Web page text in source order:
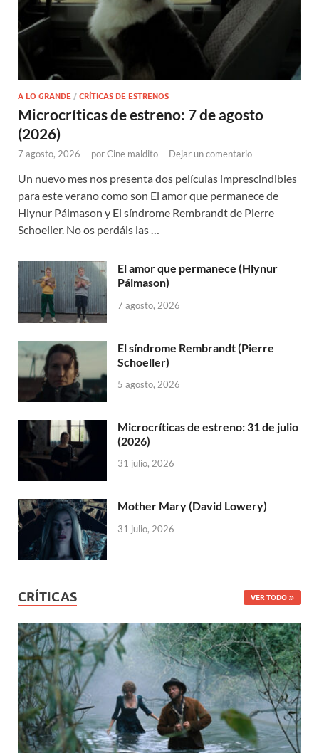
A LO GRANDE / CRÍTICAS DE ESTRENOS
Microcríticas de estreno: 7 de agosto
(2026)
7 agosto, 2026 - porCine maldito - Dejar un comentario
Un nuevo mes nos presenta dos películas imprescindibles
para este verano como son El amor que permanece de
Hlynur Pálmason y El síndrome Rembrandt de Pierre
Schoeller. No os perdáis las …
El amor que permanece (Hlynur
Pálmason)
7 agosto, 2026
El síndrome Rembrandt (Pierre
Schoeller)
5 agosto, 2026
Microcríticas de estreno: 31 de julio
(2026)
31 julio, 2026
Mother Mary (David Lowery)
31 julio, 2026
CRÍTICAS VER TODO